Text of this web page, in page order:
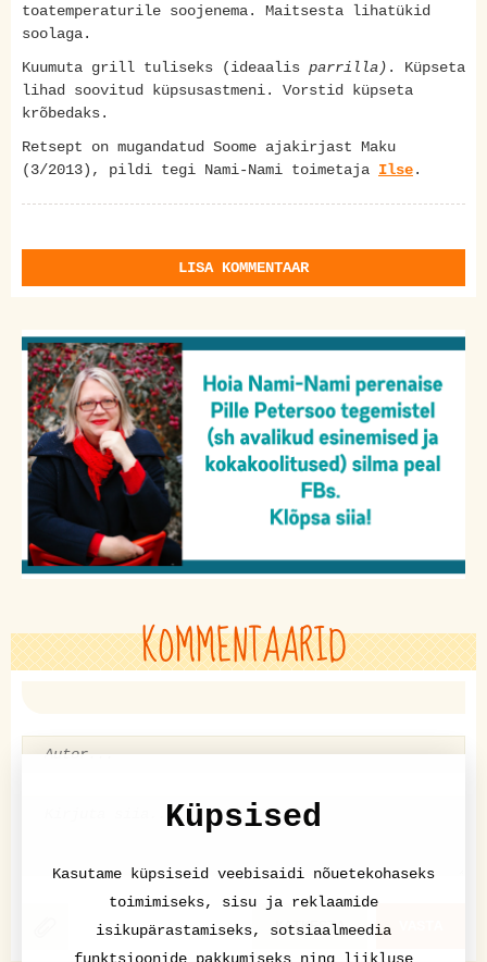
toatemperaturile soojenema. Maitsesta lihatükid
soolaga.
Kuumuta grill tuliseks (ideaalis parrilla) . Küpseta
lihad soovitud küpsusastmeni. Vorstid küpseta
krõbedaks.
Retsept on mugandatud Soome ajakirjast Maku
(3/2013), pildi tegi Nami-Nami toimetaja Ilse.
LISA KOMMENTAAR
KOMMENTAARID
KATKESTA
Küpsised
Kasutame küpsiseid veebisaidi nõuetekohaseks
toimimiseks, sisu ja reklaamide
isikupärastamiseks, sotsiaalmeedia